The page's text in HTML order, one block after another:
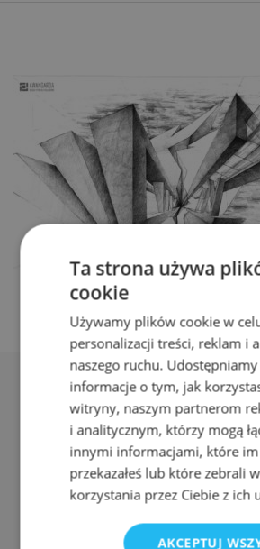
Adres:
ul. Nyska 61a, Wrocław
Telefon:
Ta strona używa
cookie
Używamy plików cookie w
personalizacji treści, reklam i
naszego ruchu.
informacje o tym, jak
witryny, naszym partnerom
i analitycznym, którzy mogą
innymi informacjami, które im
przekazałeś lub które zebrali
korzystania przez Ciebie z ich
AKCEPTUJ